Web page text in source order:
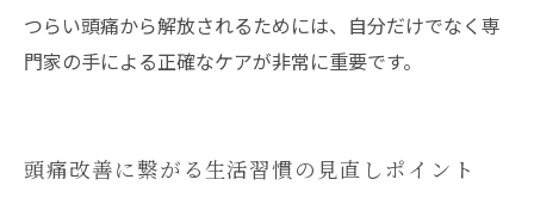
つらい頭痛から解放されるためには、自分だけでなく専
門家の手による正確なケアが非常に重要です。
頭痛改善に繋がる生活習慣の見直しポイント